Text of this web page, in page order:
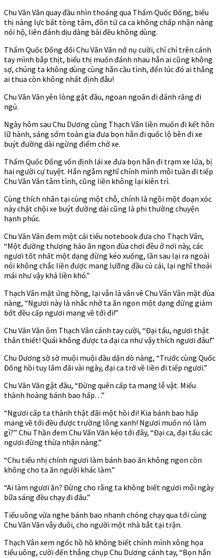
Chu Vãn Vãn quay đầu nhìn thoáng qua Thẩm Quốc Đống, biểu
thị nàng lực bất tòng tâm, đôn tử ca ca không chấp nhận nàng
nói hộ, liên đánh dịu dàng bài đều không dùng.
Thẩm Quốc Đống đối Chu Vãn Vãn nở nụ cười, chỉ chỉ trên cánh
tay mình bắp thịt, biểu thị muốn đánh nhau hắn ai cũng không
sợ, chúng ta không dùng cùng hắn cầu tình, đến lúc đó ai thắng
ai thua còn không nhất định đâu!
Chu Vãn Vãn yên lòng gật đầu, ngoan ngoãn đi đánh răng đi
ngủ.
Ngày hôm sau Chu Dương cùng Thạch Vân liền muốn đi kết hôn
lữ hành, sáng sớm toàn gia đưa bọn hắn đi quốc lộ bên đi xe
buýt đường dài ngừng điểm chờ xe.
Thẩm Quốc Đống vốn định lái xe đưa bọn hắn đi trạm xe lửa, bị
hai người cự tuyệt. Hắn ngẫm nghĩ chính mình mỗi tuần đi tiếp
Chu Vãn Vãn tâm tình, cũng liền không lại kiên trì.
Cùng thích nhân tại cùng một chỗ, chính là ngồi một đoạn xóc
nảy chật chội xe buýt đường dài cũng là phi thường chuyện
hạnh phúc.
Chu Vãn Vãn đem một cái tiểu notebook đưa cho Thạch Vân,
“Một đường thượng hảo ăn ngon đùa chơi đều ở nơi này, các
ngươi tốt nhất một dạng đừng kéo xuống, lần sau lại ra ngoài
nói không chắc liền được mang lưỡng đầu củ cải, lại nghĩ thoải
mái như vậy khả liền khó.”
Thạch Vân mặt ửng hồng, lại vẫn là vân vê Chu Vãn Vãn mặt đùa
nàng, “Ngươi này là nhắc nhở ta ăn ngon một dạng đừng giảm
bớt đều cấp ngươi mang về tới đi!”
Chu Vãn Vãn ôm Thạch Vân cánh tay cười, “Đại tẩu, ngươi thật
thân thiết! Quái không được ta đại ca như vậy thích ngươi đâu!”
Chu Dương sờ sờ muội muội đầu dặn dò nàng, “Trước cùng Quốc
Đống hồi tuy lâm đãi vài ngày, đại ca trở về liền đi tiếp ngươi.”
Chu Vãn Vãn gật đầu, “Đừng quên cấp ta mang lễ vật. Miếu
thành hoàng bánh bao hấp. . .”
“Ngươi cấp ta thành thật đãi một hồi đi! Kia bánh bao hấp
mang về tới đều được trường lông xanh! Ngươi muốn nó làm
gì?” Chu Thần đem Chu Vãn Vãn kéo tới đây, “Đại ca, đại tẩu các
ngươi đừng thừa nhận nàng.”
“Chu tiểu nhị chính ngươi làm bánh bao ăn không ngon còn
không cho ta ăn người khác làm.”
“Ai làm ngươi ăn? Đừng cho rằng ta không biết ngươi mỗi ngày
bữa sáng đều chạy đi đâu.”
Tiểu uông vừa nghe bánh bao nhanh chóng chạy qua tới cùng
Chu Vãn Vãn vẫy đuôi, cho người một nhà bắt tại trận.
Thạch Vân xem ngốc hồ hồ không biết chính mình xông họa
tiểu uông, cười đến thẳng chụp Chu Dương cánh tay, “Bọn hắn